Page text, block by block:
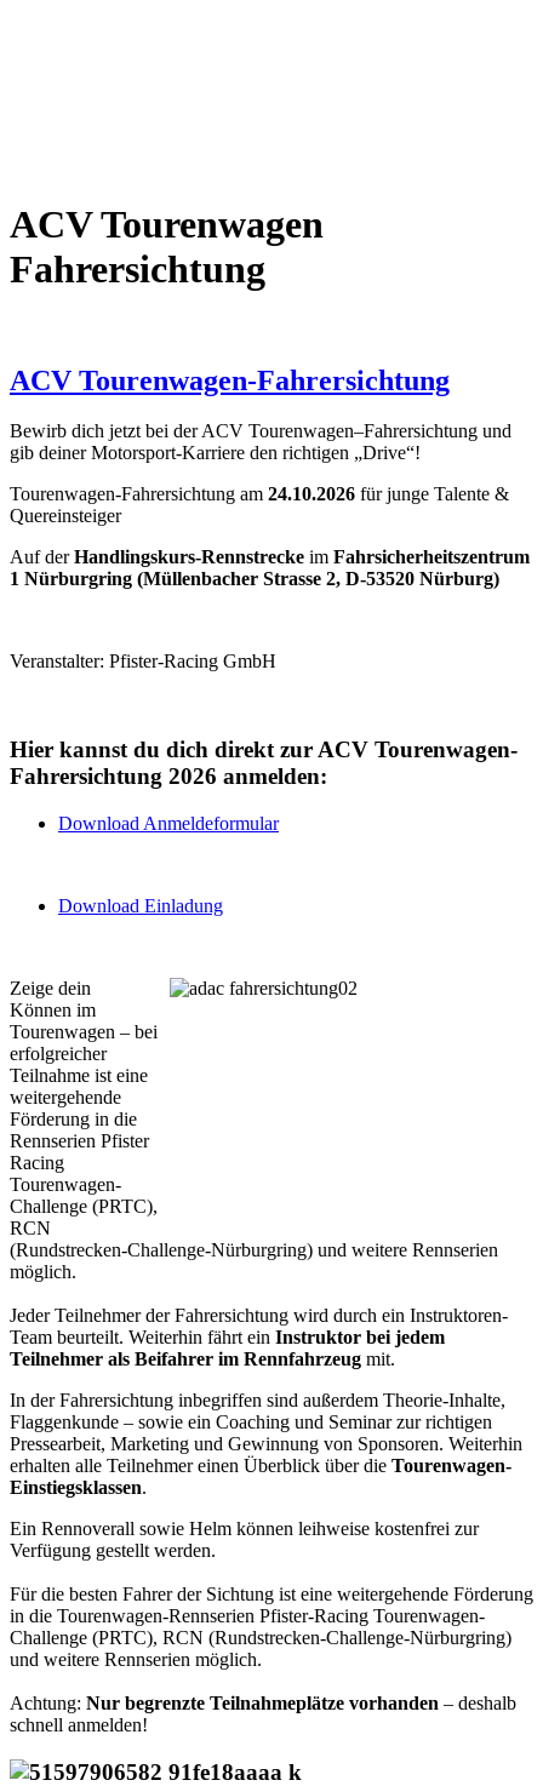
ACV Tourenwagen
Fahrersichtung
ACV Tourenwagen-Fahrersichtung
Bewirb dich jetzt bei der ACV Tourenwagen–Fahrersichtung und
gib deiner Motorsport-Karriere den richtigen „Drive“!
Tourenwagen-Fahrersichtung am 24.10.2026 für junge Talente &
Quereinsteiger
Auf derHandlingskurs-Rennstrecke im Fahrsicherheitszentrum
1 Nürburgring (Müllenbacher Strasse 2, D-53520 Nürburg)
Veranstalter: Pfister-Racing GmbH
Hier kannst du dich direkt zur ACV Tourenwagen-
Fahrersichtung 2026 anmelden:
Download Anmeldeformular
Download Einladung
Zeige dein
Können im
Tourenwagen – bei
erfolgreicher
Teilnahme ist eine
weitergehende
Förderung in die
Rennserien Pfister
Racing
Tourenwagen-
Challenge (PRTC),
RCN
(Rundstrecken-Challenge-Nürburgring) und weitere Rennserien
möglich.
Jeder Teilnehmer der Fahrersichtung wird durch ein Instruktoren-
Team beurteilt. Weiterhin fährt ein Instruktor bei jedem
Teilnehmer als Beifahrer im Rennfahrzeug mit.
In der Fahrersichtung inbegriffen sind außerdem Theorie-Inhalte,
Flaggenkunde – sowie ein Coaching und Seminar zur richtigen
Pressearbeit, Marketing und Gewinnung von Sponsoren. Weiterhin
erhalten alle Teilnehmer einen Überblick über die Tourenwagen-
Einstiegsklassen.
Ein Rennoverall sowie Helm können leihweise kostenfrei zur
Verfügung gestellt werden.
Für die besten Fahrer der Sichtung ist eine weitergehende Förderung
in die Tourenwagen-Rennserien Pfister-Racing Tourenwagen-
Challenge (PRTC), RCN (Rundstrecken-Challenge-Nürburgring)
und weitere Rennserien möglich.
Achtung: Nur begrenzte Teilnahmeplätze vorhanden – deshalb
schnell anmelden!